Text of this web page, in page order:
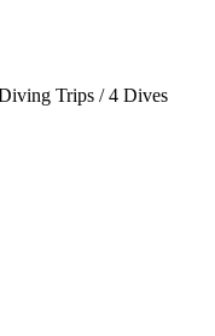
Trips / 4 Dives